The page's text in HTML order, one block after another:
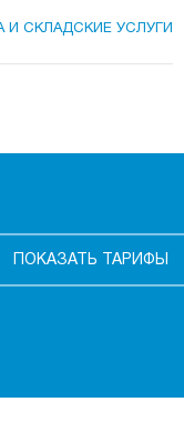
И СКЛАДСКИЕ УСЛУГИ